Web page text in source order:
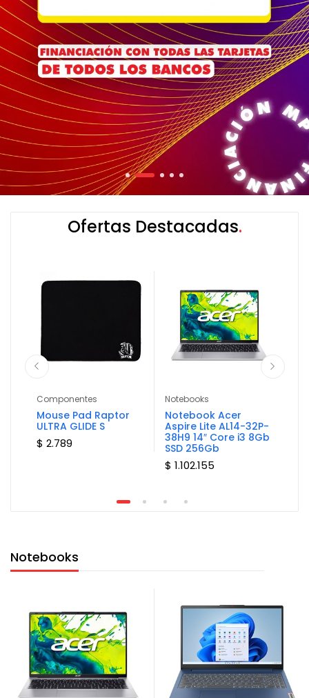
Ofertas Destacadas
Componentes
Mouse Pad Raptor
ULTRA GLIDE S
$ 2.789
Notebooks
Notebook Acer
Aspire Lite AL14-32P-
38H9 14″ Core i3 8Gb
SSD 256Gb
$ 1.102.155
Notebooks